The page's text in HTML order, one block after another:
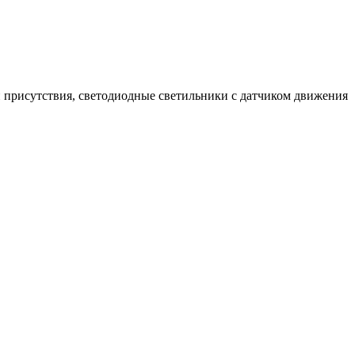
светодиодные светильники с датчиком движения